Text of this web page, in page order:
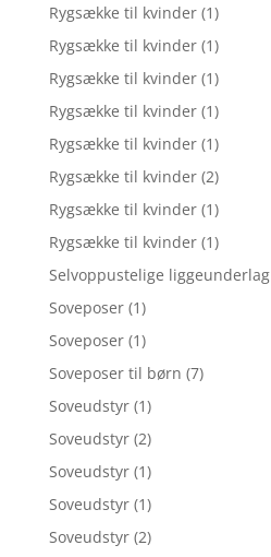
Rygsække til kvinder (1)
Rygsække til kvinder (1)
Rygsække til kvinder (1)
Rygsække til kvinder (1)
Rygsække til kvinder (1)
Rygsække til kvinder (2)
Rygsække til kvinder (1)
Rygsække til kvinder (1)
Selvoppustelige liggeunderlag
Soveposer (1)
Soveposer (1)
Soveposer til børn (7)
Soveudstyr (1)
Soveudstyr (2)
Soveudstyr (1)
Soveudstyr (1)
Soveudstyr (2)